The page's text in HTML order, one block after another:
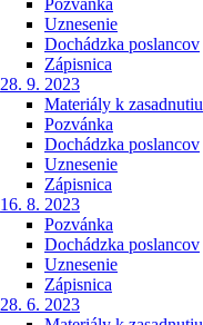
Pozvánka
Uznesenie
Dochádzka poslancov
Zápisnica
28. 9. 2023
Materiály k zasadnutiu
Pozvánka
Dochádzka poslancov
Uznesenie
Zápisnica
16. 8. 2023
Pozvánka
Dochádzka poslancov
Uznesenie
Zápisnica
28. 6. 2023